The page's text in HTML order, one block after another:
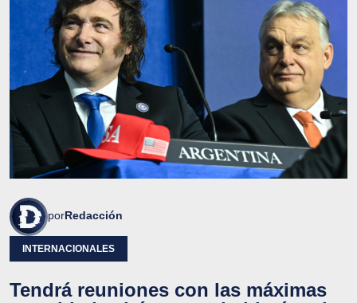
porRedacción
INTERNACIONALES
Tendrá reuniones con las máximas